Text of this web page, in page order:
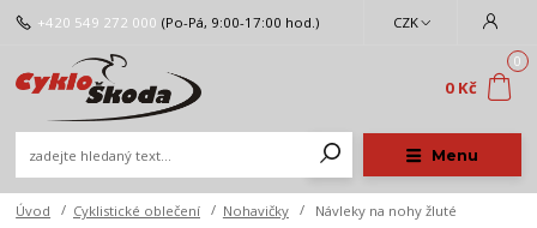
Menu
CZK
+420 549 272 000 (Po-Pá, 9:00-17:00 hod.)
0
0 Kč
Úvod Cyklistické oblečení Nohavičky Návleky na nohy žluté